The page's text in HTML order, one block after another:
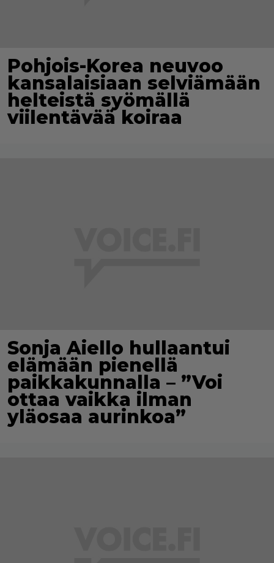
Pohjois-Korea neuvoo
kansalaisiaan selviämään
helteistä syömällä
viilentävää koiraa
Sonja Aiello hullaantui
elämään pienellä
paikkakunnalla – ”Voi
ottaa vaikka ilman
yläosaa aurinkoa”